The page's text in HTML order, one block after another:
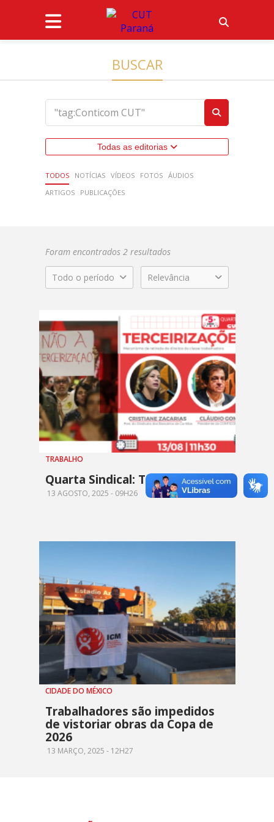
BUSCAR
Todas as editorias
TODOS NOTÍCIAS VÍDEOS FOTOS ÁUDIOS
ARTIGOS
PUBLICAÇÕES
Foram encontrados 2 resultados
Todo o período Relevância
TRABALHO
Quarta Sindical: Terceirização
13 AGOSTO, 2025 - 09H26
CIDADE DO MÉXICO
Trabalhadores são impedidos
de vistoriar obras da Copa de
2026
13 MARÇO, 2025 - 12H27